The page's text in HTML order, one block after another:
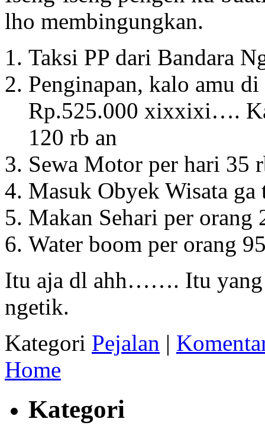
lho membingungkan.
Taksi PP dari Bandara
Penginapan, kalo amu
Rp.525.000 xixxixi….
120 rb an
Sewa Motor per hari 35
Masuk Obyek Wisata ga
Makan Sehari per
Water boom per orang
Itu aja dl ahh……. Itu yang
ngetik.
Kategori Pejalan |
Home
Kategori